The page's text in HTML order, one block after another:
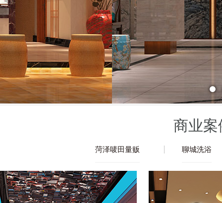
商业案
菏泽唛田量贩 聊城洗浴